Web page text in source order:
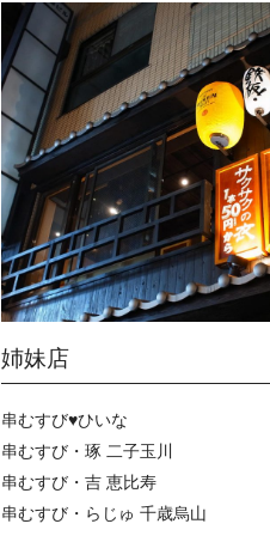
姉妹店
串むすび♥ひいな
串むすび・琢 二子玉川
串むすび・吉 恵比寿
串むすび・らじゅ 千歳烏山